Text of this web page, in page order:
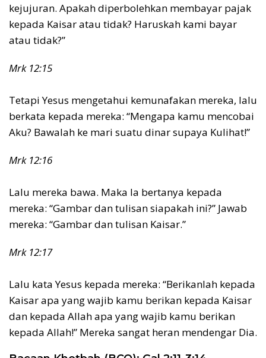
kejujuran. Apakah diperbolehkan membayar pajak
kepada Kaisar atau tidak? Haruskah kami bayar
atau tidak?”
Mrk 12:15
Tetapi Yesus mengetahui kemunafakan mereka, lalu
berkata kepada mereka: “Mengapa kamu mencobai
Aku? Bawalah ke mari suatu dinar supaya Kulihat!”
Mrk 12:16
Lalu mereka bawa. Maka Ia bertanya kepada
mereka: “Gambar dan tulisan siapakah ini?” Jawab
mereka: “Gambar dan tulisan Kaisar.”
Mrk 12:17
Lalu kata Yesus kepada mereka: “Berikanlah kepada
Kaisar apa yang wajib kamu berikan kepada Kaisar
dan kepada Allah apa yang wajib kamu berikan
kepada Allah!” Mereka sangat heran mendengar Dia.